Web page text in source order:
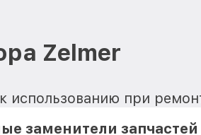
Zelmer
использованию при
заменители